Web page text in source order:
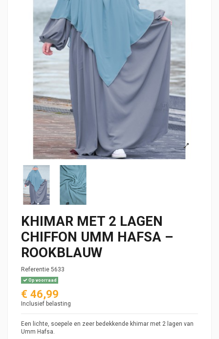
KHIMAR MET 2 LAGEN
CHIFFON UMM HAFSA –
ROOKBLAUW
Referentie 5633
Op voorraad
€ 46,99
Inclusief belasting
Een lichte, soepele en zeer bedekkende khimar met 2 lagen van
Umm Hafsa.